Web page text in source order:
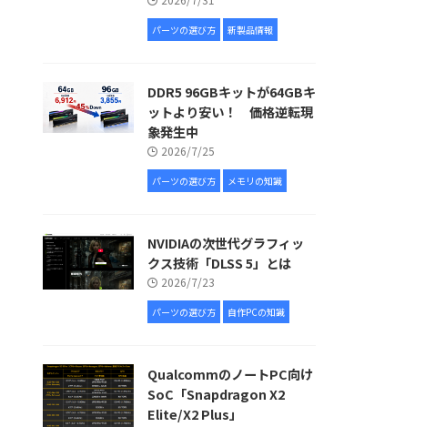
パーツの選び方 新製品情報
DDR5 96GBキットが64GBキ
ットより安い！ 価格逆転現
象発生中
2026/7/25
パーツの選び方 メモリの知識
NVIDIAの次世代グラフィッ
クス技術「DLSS 5」とは
2026/7/23
パーツの選び方 自作PCの知識
QualcommのノートPC向け
SoC「Snapdragon X2
Elite/X2 Plus」